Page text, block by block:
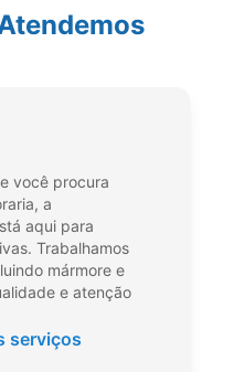
você procura
a
aqui para
Trabalhamos
mármore e
e atenção
serviços